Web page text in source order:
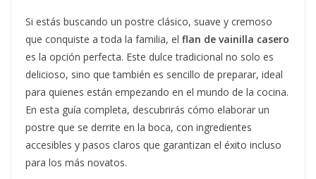
Si estás buscando un postre clásico, suave y cremoso
que conquiste a toda la familia, el flan de vainilla casero
es la opción perfecta. Este dulce tradicional no solo es
delicioso, sino que también es sencillo de preparar, ideal
para quienes están empezando en el mundo de la cocina.
En esta guía completa, descubrirás cómo elaborar un
postre que se derrite en la boca, con ingredientes
accesibles y pasos claros que garantizan el éxito incluso
para los más novatos.